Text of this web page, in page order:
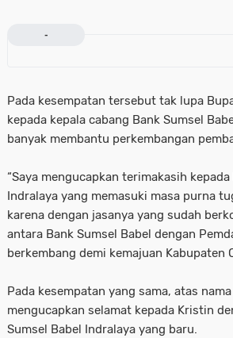
-
Pada kesempatan tersebut tak lupa
kepada kepala cabang Bank Sumsel
banyak membantu perkembangan
“Saya mengucapkan terimakasih
Indralaya yang memasuki masa purna
karena dengan jasanya yang sudah
antara Bank Sumsel Babel dengan
berkembang demi kemajuan Kabupaten
Pada kesempatan yang sama, atas
mengucapkan selamat kepada Kristin
Sumsel Babel Indralaya yang baru.